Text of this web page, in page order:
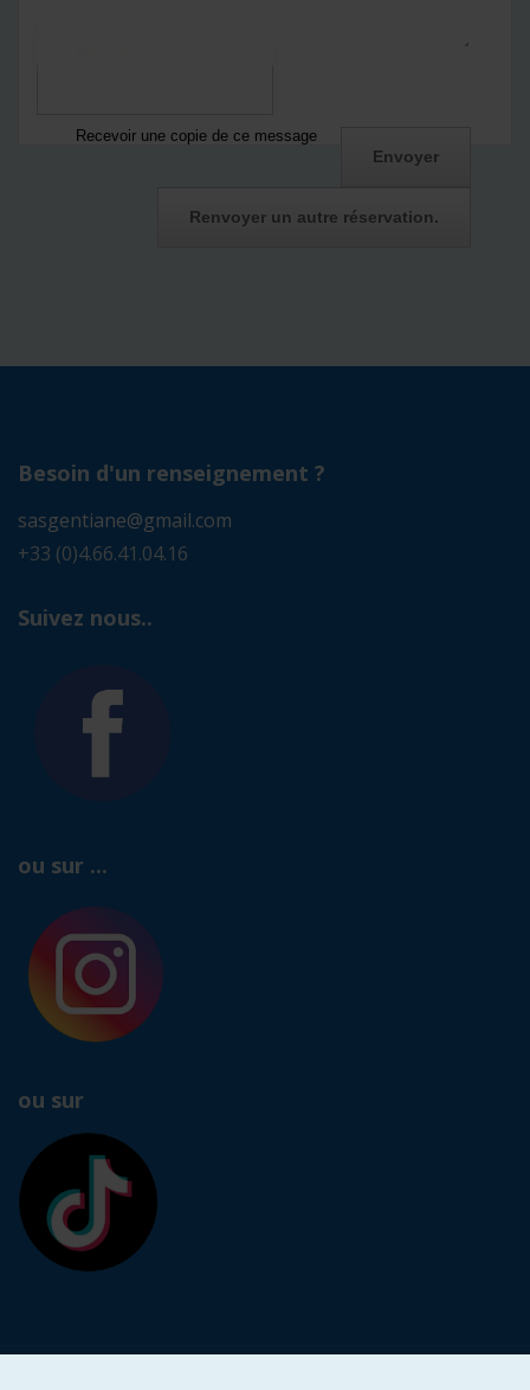
Recevoir une copie de ce message
Besoin d'un renseignement ?
sasgentiane@gmail.com
+33 (0)4.66.41.04.16
Suivez nous..
ou sur ...
ou sur